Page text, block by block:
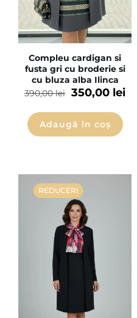
Compleu cardigan si
fusta gri cu broderie si
cu bluza alba Ilinca
390,00lei 350,00 lei
Adaugă în coș
REDUCERI